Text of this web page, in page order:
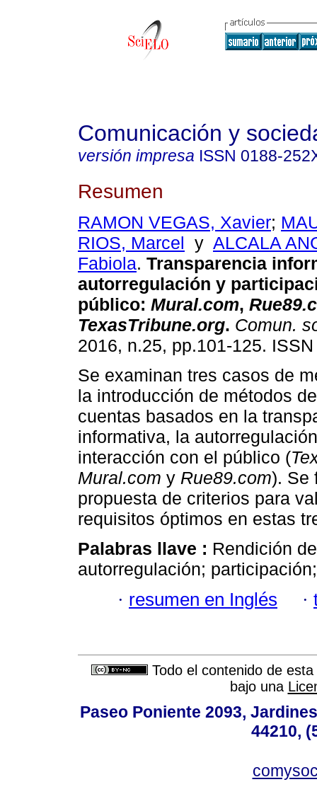
Comunicación y
versión impresa ISSN 0188-
Resumen
RAMON VEGAS, Xavier;
RIOS, Marcel y ALCALA
Fabiola. Transparencia
autorregulación y
público: Mural.com,
TexasTribune.org. Comun.
2016, n.25, pp.101-125.
Se examinan tres casos de
la introducción de métodos
cuentas basados en la
informativa, la
interacción con el público (
Mural.com y Rue89.com). Se
propuesta de criterios para
requisitos óptimos en estas
Palabras llave : Rendición
autorregulación;
· resumen en Inglés ·
Todo el contenido de
bajo una
Paseo Poniente 2093,
44210,